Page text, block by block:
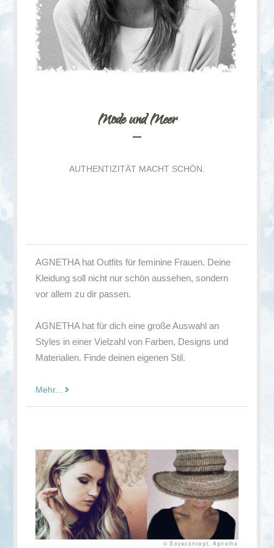
Mode und Meer
AUTHENTIZITÄT MACHT SCHÖN.
AGNETHA hat Outfits für feminine Frauen. Deine
Kleidung soll nicht nur schön aussehen, sondern
vor allem zu dir passen.
AGNETHA hat für dich eine große Auswahl an
Styles in einer Vielzahl von Farben, Designs und
Materialien. Finde deinen eigenen Stil.
Mehr...
© Soyaconcept, Agnetha